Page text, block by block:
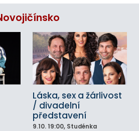
Láska, sex a žárlivost
/ divadelní
představení
9.10. 19:00, Studénka